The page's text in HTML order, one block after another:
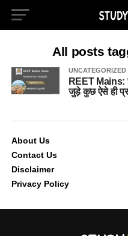
All posts
UNCATEGORIZED
REET Mains:
जुड़े कुछ ऐसे ही
About Us
Contact Us
Disclaimer
Privacy Policy